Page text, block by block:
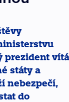
prezident
státy a
nebezpečí,
do